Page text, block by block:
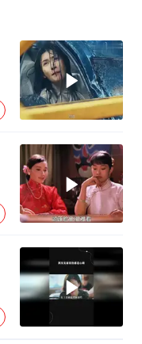
集体大跌
手2026》歌王
“今天得有40℃了吧 为啥还不预警”
局